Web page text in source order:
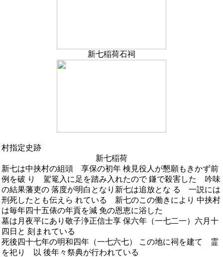
新七稲荷石祠
村指定史跡
新七稲荷
新七は中挟村の組頭 享保の初年 検見役人が懇願もきかず前
例を破 り 駕篭入に足を踏み入れたので 鎌で殺害した 吟味
の結果藩吏の 落度が明白となり新七は追放とな る 一説には
刑死したとも伝えら れている 新七のこの働きにより 中挟村
は毎年四十五俵の年貢を減 免の恩恵に浴した
墓は月夜平にあり敬子浄正信士享 保六年（一七二一）六月十
四日と 刻まれている
死後四十七年の明和四年（一七六七） この地に祠を建てゝ霊
を祀り 以 後年々祭典が行われている